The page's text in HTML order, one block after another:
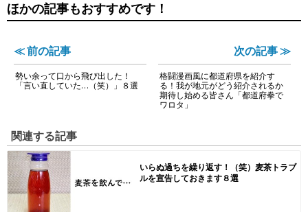
ほかの記事もおすすめです！
≪ 前の記事
勢い余って口から飛び出した！
「言い直していた…（笑）」８選
次の記事 ≫
格闘漫画風に都道府県を紹介す
る！我が地元がどう紹介されるか
期待し始める皆さん「都道府拳で
ワロタ」
関連する記事
いらぬ過ちを繰り返す！（笑）麦茶トラブ
ルを宣告しておきます８選